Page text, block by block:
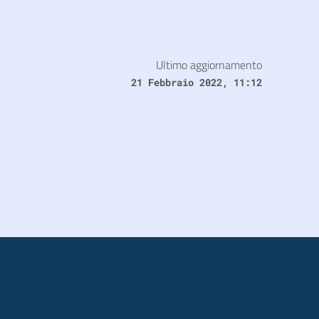
Ultimo aggiornamento
21 Febbraio 2022, 11:12